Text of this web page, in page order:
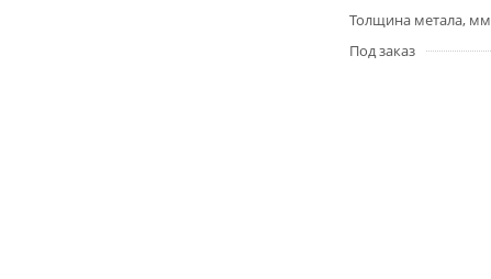
Толщина метала, мм
Под заказ